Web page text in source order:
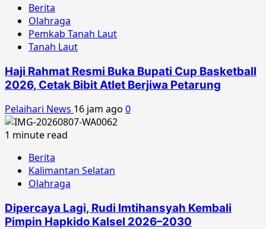
Berita
Olahraga
Pemkab Tanah Laut
Tanah Laut
Haji Rahmat Resmi Buka Bupati Cup Basketball
2026, Cetak Bibit Atlet Berjiwa Petarung
Pelaihari News 16 jam ago 0
1 minute read
Berita
Kalimantan Selatan
Olahraga
Dipercaya Lagi, Rudi Imtihansyah Kembali
Pimpin Hapkido Kalsel 2026–2030